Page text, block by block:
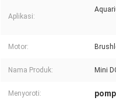
Aplikasi:
Motor:
Nama Produk: Mini
Menyoroti: